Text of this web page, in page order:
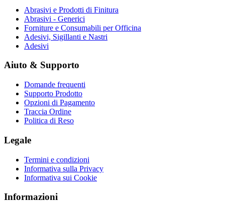
Abrasivi e Prodotti di Finitura
Abrasivi - Generici
Forniture e Consumabili per Officina
Adesivi, Sigillanti e Nastri
Adesivi
Aiuto & Supporto
Domande frequenti
Supporto Prodotto
Opzioni di Pagamento
Traccia Ordine
Politica di Reso
Legale
Termini e condizioni
Informativa sulla Privacy
Informativa sui Cookie
Informazioni